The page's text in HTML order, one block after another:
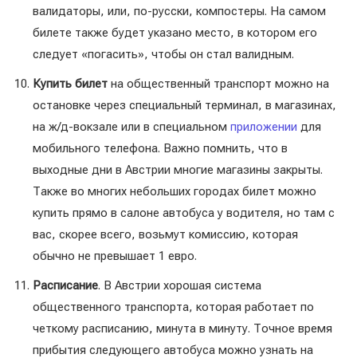
валидаторы, или, по-русски, компостеры. На самом
билете также будет указано место, в котором его
следует «погасить», чтобы он стал валидным.
Купить билет на общественный транспорт можно на
остановке через специальный терминал, в магазинах,
на ж/д-вокзале или в специальном приложении для
мобильного телефона. Важно помнить, что в
выходные дни в Австрии многие магазины закрыты.
Также во многих небольших городах билет можно
купить прямо в салоне автобуса у водителя, но там с
вас, скорее всего, возьмут комиссию, которая
обычно не превышает 1 евро.
Расписание. В Австрии хорошая система
общественного транспорта, которая работает по
четкому расписанию, минута в минуту. Точное время
прибытия следующего автобуса можно узнать на